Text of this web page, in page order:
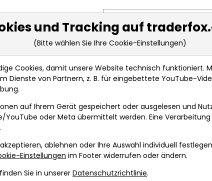
Suche nach Aktie, Kürzel oder
Aktien Geld verdient:
von William O´Neil!
Betschinger
und Tracking auf
(Bitte wählen Sie Ihre Cookie-Einstellungen)
Cookies, damit unsere Website technisch funktioniert.
Dienste von Partnern, z. B. für eingebettete YouTube-
auf Ihrem Gerät gespeichert oder ausgelesen und
YouTube oder Meta übermittelt werden. Eine
ablehnen oder Ihre Auswahl individuell
Einstellungen im Footer widerrufen oder ändern.
Sie in unserer Datenschutzrichtlinie.